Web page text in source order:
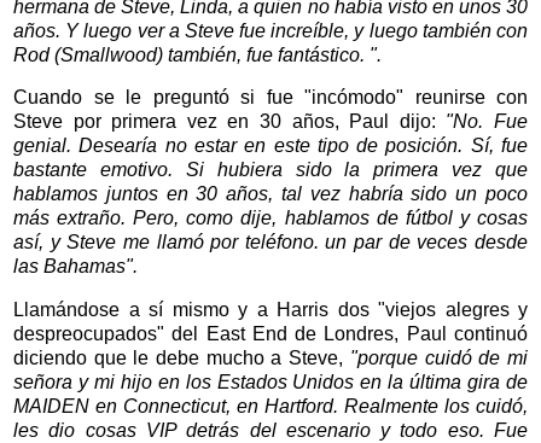
hermana de Steve, Linda, a quien no había visto en unos 30
años. Y luego ver a Steve fue increíble, y luego también con
Rod (Smallwood) también, fue fantástico. ".
Cuando se le preguntó si fue "incómodo" reunirse con
Steve por primera vez en 30 años, Paul dijo: "No. Fue
genial. Desearía no estar en este tipo de posición. Sí, fue
bastante emotivo. Si hubiera sido la primera vez que
hablamos juntos en 30 años, tal vez habría sido un poco
más extraño. Pero, como dije, hablamos de fútbol y cosas
así, y Steve me llamó por teléfono. un par de veces desde
las Bahamas".
Llamándose a sí mismo y a Harris dos "viejos alegres y
despreocupados" del East End de Londres, Paul continuó
diciendo que le debe mucho a Steve, "porque cuidó de mi
señora y mi hijo en los Estados Unidos en la última gira de
MAIDEN en Connecticut, en Hartford. Realmente los cuidó,
les dio cosas VIP detrás del escenario y todo eso. Fue